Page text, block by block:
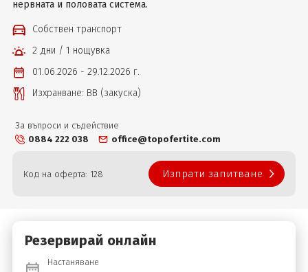
нервната и половата система.
Собствен транспорт
2 дни / 1 нощувка
01.06.2026 - 29.12.2026 г.
Изхранване: ВВ (закуска)
За въпроси и съдействие
0884 222 038
office@topofertite.com
Код на оферта: 128 Изпрати запитване
Резервирай онлайн
Настаняване